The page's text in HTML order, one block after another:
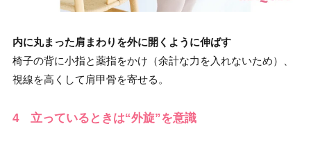
内に丸まった肩まわりを外に開くように伸ばす
椅子の背に小指と薬指をかけ（余計な力を入れないため）、
視線を高くして肩甲骨を寄せる。
4 立っているときは“外旋”を意識